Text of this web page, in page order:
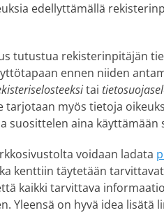
edellyttämällä
tutustua rekisterinpitäjän
ennen niiden
tai
tarjotaan myös tietoja
suosittelen aina käyttämään
voidaan ladata
kenttiin täytetään
kaikki tarvittava
Yleensä on hyvä idea lisätä